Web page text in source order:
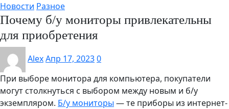
Новости Разное
Почему б/у мониторы привлекательны
для приобретения
AlexАпр 17, 20230
При выборе монитора для компьютера, покупатели
могут столкнуться с выбором между новым и б/у
экземпляром. Б/у мониторы — те приборы из интернет-